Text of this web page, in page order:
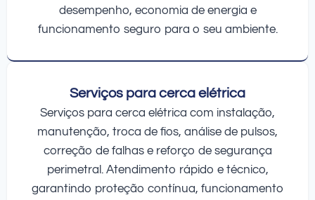
desempenho, economia de energia e
funcionamento seguro para o seu ambiente.
Serviços para cerca elétrica
Serviços para cerca elétrica com instalação,
manutenção, troca de fios, análise de pulsos,
correção de falhas e reforço de segurança
perimetral. Atendimento rápido e técnico,
garantindo proteção contínua, funcionamento